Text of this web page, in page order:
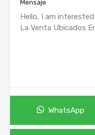
Mensaje
WhatsApp